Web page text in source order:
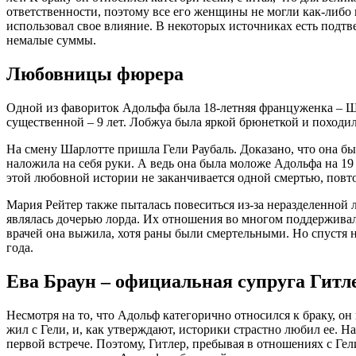
ответственности, поэтому все его женщины не могли как-
использовал свое влияние. В некоторых источниках есть
немалые суммы.
Любовницы фюрера
Одной из фавориток Адольфа была 18-летняя француженка –
существенной – 9 лет. Лобжуа была яркой брюнеткой и
На смену Шарлотте пришла Гели Раубаль. Доказано, что она
наложила на себя руки. А ведь она была моложе Адольфа на
этой любовной истории не заканчивается одной смертью,
Мария Рейтер также пыталась повеситься из-за
являлась дочерью лорда. Их отношения во многом
врачей она выжила, хотя раны были смертельными. Но спустя
года.
Ева Браун – официальная супруга
Несмотря на то, что Адольф категорично относился к браку,
жил с Гели, и, как утверждают, историки страстно любил ее.
первой встрече. Поэтому, Гитлер, пребывая в отношениях с